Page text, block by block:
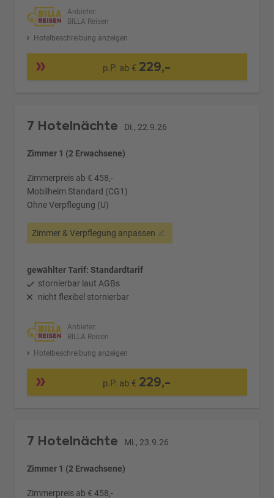
Anbieter:
BILLA Reisen
Hotelbeschreibung anzeigen
p.P. ab € 229,-
7 Hotelnächte Di., 22.9.26
Zimmer 1 (2 Erwachsene)
Zimmerpreis ab € 458,-
Mobilheim Standard (CG1)
Ohne Verpflegung (U)
Zimmer & Verpflegung anpassen
gewählter Tarif: Standardtarif
stornierbar laut AGBs
nicht flexibel stornierbar
Anbieter:
BILLA Reisen
Hotelbeschreibung anzeigen
p.P. ab € 229,-
7 Hotelnächte Mi., 23.9.26
Zimmer 1 (2 Erwachsene)
Zimmerpreis ab € 458,-